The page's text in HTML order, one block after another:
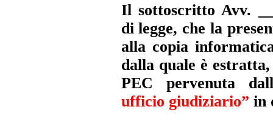
Il sottoscritto Avv.
di legge, che la
alla copia
dalla quale è
PEC pervenuta
ufficio giudiziario” in